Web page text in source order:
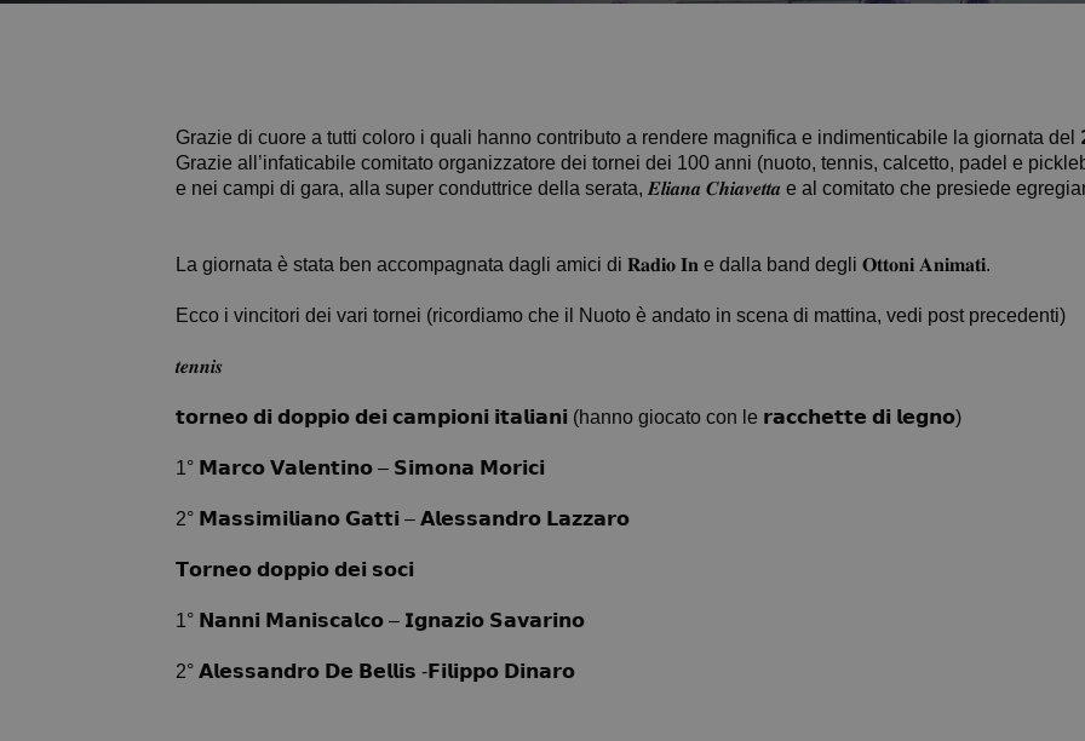
Grazie di cuore a tutti coloro i quali hanno contributo a rendere magnifica e indimenticabile la giornata
Grazie all’infaticabile comitato organizzatore dei tornei dei 100 anni (nuoto, tennis, calcetto, padel e
e nei campi di gara, alla super conduttrice della serata, 𝑬𝒍𝒊𝒂𝒏𝒂 𝑪𝒉𝒊𝒂𝒗𝒆𝒕𝒕𝒂 e al comitato che presiede
La giornata è stata ben accompagnata dagli amici di 𝐑𝐚𝐝𝐢𝐨 𝐈𝐧 e dalla band degli 𝐎𝐭𝐭𝐨𝐧𝐢 𝐀𝐧𝐢𝐦𝐚𝐭𝐢.
Ecco i vincitori dei vari tornei (ricordiamo che il Nuoto è andato in scena di mattina, vedi post precedenti)
𝒕𝒆𝒏𝒏𝒊𝒔
𝘁𝗼𝗿𝗻𝗲𝗼 𝗱𝗶 𝗱𝗼𝗽𝗽𝗶𝗼 𝗱𝗲𝗶 𝗰𝗮𝗺𝗽𝗶𝗼𝗻𝗶 𝗶𝘁𝗮𝗹𝗶𝗮𝗻𝗶 (hanno giocato con le 𝗿𝗮𝗰𝗰𝗵𝗲𝘁𝘁𝗲 𝗱𝗶 𝗹𝗲𝗴𝗻𝗼)
1° 𝗠𝗮𝗿𝗰𝗼 𝗩𝗮𝗹𝗲𝗻𝘁𝗶𝗻𝗼 – 𝗦𝗶𝗺𝗼𝗻𝗮 𝗠𝗼𝗿𝗶𝗰𝗶
2° 𝗠𝗮𝘀𝘀𝗶𝗺𝗶𝗹𝗶𝗮𝗻𝗼 𝗚𝗮𝘁𝘁𝗶 – 𝗔𝗹𝗲𝘀𝘀𝗮𝗻𝗱𝗿𝗼 𝗟𝗮𝘇𝘇𝗮𝗿𝗼
𝗧𝗼𝗿𝗻𝗲𝗼 𝗱𝗼𝗽𝗽𝗶𝗼 𝗱𝗲𝗶 𝘀𝗼𝗰𝗶
1° 𝗡𝗮𝗻𝗻𝗶 𝗠𝗮𝗻𝗶𝘀𝗰𝗮𝗹𝗰𝗼 – 𝗜𝗴𝗻𝗮𝘇𝗶𝗼 𝗦𝗮𝘃𝗮𝗿𝗶𝗻𝗼
2° 𝗔𝗹𝗲𝘀𝘀𝗮𝗻𝗱𝗿𝗼 𝗗𝗲 𝗕𝗲𝗹𝗹𝗶𝘀 -𝗙𝗶𝗹𝗶𝗽𝗽𝗼 𝗗𝗶𝗻𝗮𝗿𝗼